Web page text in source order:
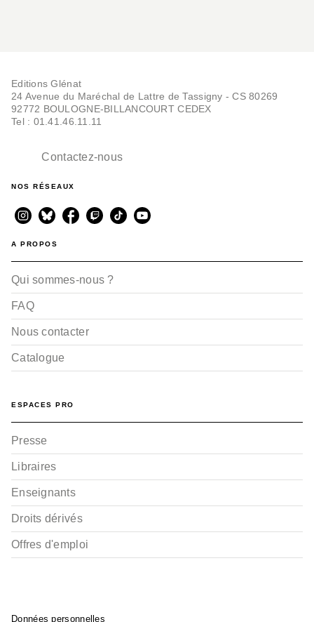
Editions Glénat
24 Avenue du Maréchal de Lattre de Tassigny - CS 80269
92772 BOULOGNE-BILLANCOURT CEDEX
Tel : 01.41.46.11.11
Contactez-nous
NOS RÉSEAUX
A PROPOS
Qui sommes-nous ?
FAQ
Nous contacter
Catalogue
ESPACES PRO
Presse
Libraires
Enseignants
Droits dérivés
Offres d'emploi
Données personnelles